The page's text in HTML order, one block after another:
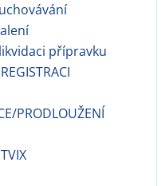
přípravku
PRODLOUŽENÍ